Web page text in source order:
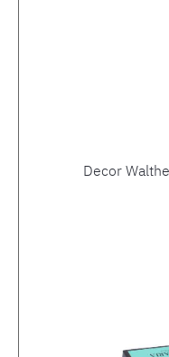
Decor